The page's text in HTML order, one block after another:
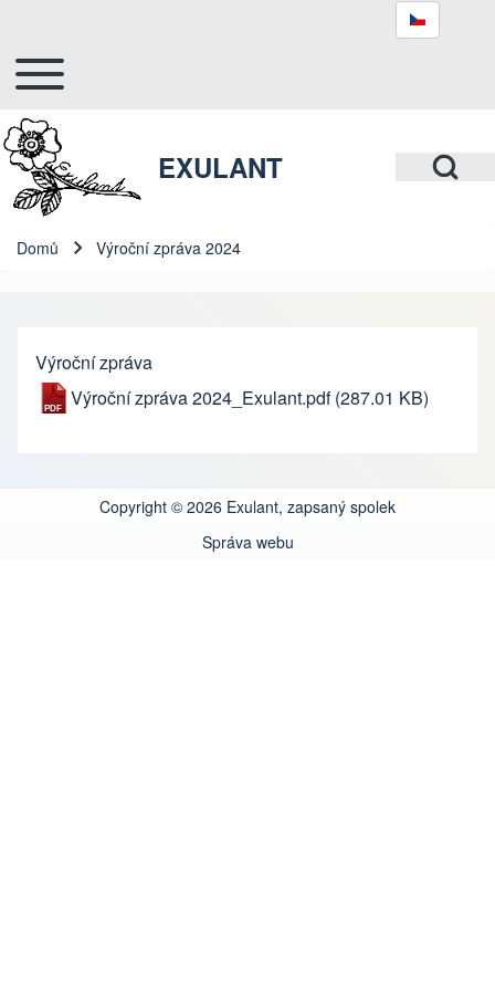
Close search
Hlavní navigace
Toggle main menu
Open Search
EXULANT
Drobečková navigace
Domů Výroční zpráva 2024
Výroční zpráva
Výroční zpráva 2024_Exulant.pdf (287.01 KB)
Copyright © 2026 Exulant, zapsaný spolek
Správa webu